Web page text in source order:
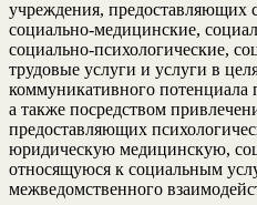
учреждения, предоставляющих
социально-медицинские,
социально-психологические,
трудовые услуги и услуги в
коммуникативного потенциала
а также посредством
предоставляющих
юридическую медицинскую,
относящуюся к социальным
межведомственного